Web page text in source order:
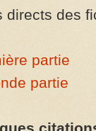
directs des
partie
partie